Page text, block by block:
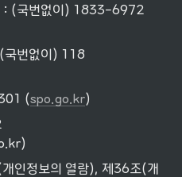
: (국번없이) 1833-6972
국번없이) 118
(spo.go.kr)
인정보의 열람), 제36조(개